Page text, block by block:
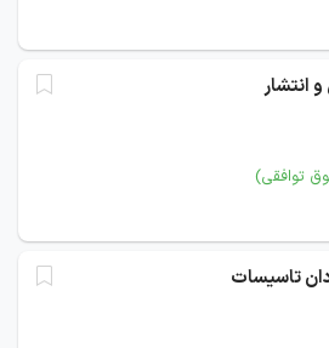
و انتشار
توافقی)
تاسیسات